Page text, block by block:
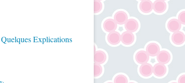
Explications